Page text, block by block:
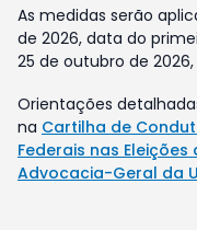
As medidas serão
de 2026, data do
25 de outubro de
Orientações
na Cartilha de
Federais nas
Advocacia-Geral da